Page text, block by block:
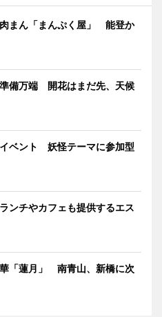
まん「まんぷく屋」 能登か
備万端 開花はまだ先、天候
ベント 妖怪テーマに参加型
ンチやカフェも提供するエス
「蓮月」 南青山、新橋に次